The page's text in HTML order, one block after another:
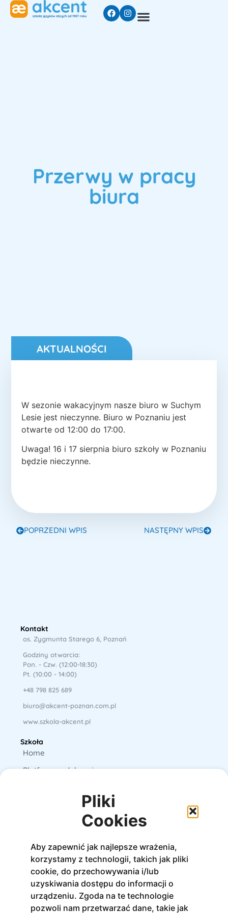
Pliki
Cookies
Aby zapewnić jak najlepsze wrażenia,
korzystamy z technologii, takich jak pliki
cookie, do przechowywania i/lub
uzyskiwania dostępu do informacji o
urządzeniu. Zgoda na te technologie
pozwoli nam przetwarzać dane, takie jak
Przerwy w pracy
biura
AKTUALNOŚCI
W sezonie wakacyjnym nasze biuro w Suchym
Lesie jest nieczynne. Biuro w Poznaniu jest
otwarte od 12:00 do 17:00.
Uwaga! 16 i 17 sierpnia biuro szkoły w Poznaniu
będzie nieczynne.
POPRZEDNI WPIS NASTĘPNY WPIS
Kontakt
os. Zygmunta Starego 6, Poznań
Godziny otwarcia:
Pon. - Czw. (12:00-18:30)
Pt. (10:00 - 14:00)
+48 798 825 689
biuro@akcent-poznan.com.pl
www.szkola-akcent.pl
Szkoła
Home
Platforma edukacyjna
Kursy
Stacjonarne
Online
Na platformie